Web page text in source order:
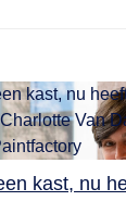
kast, nu